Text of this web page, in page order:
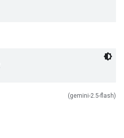
(gemini-2.5-flash)